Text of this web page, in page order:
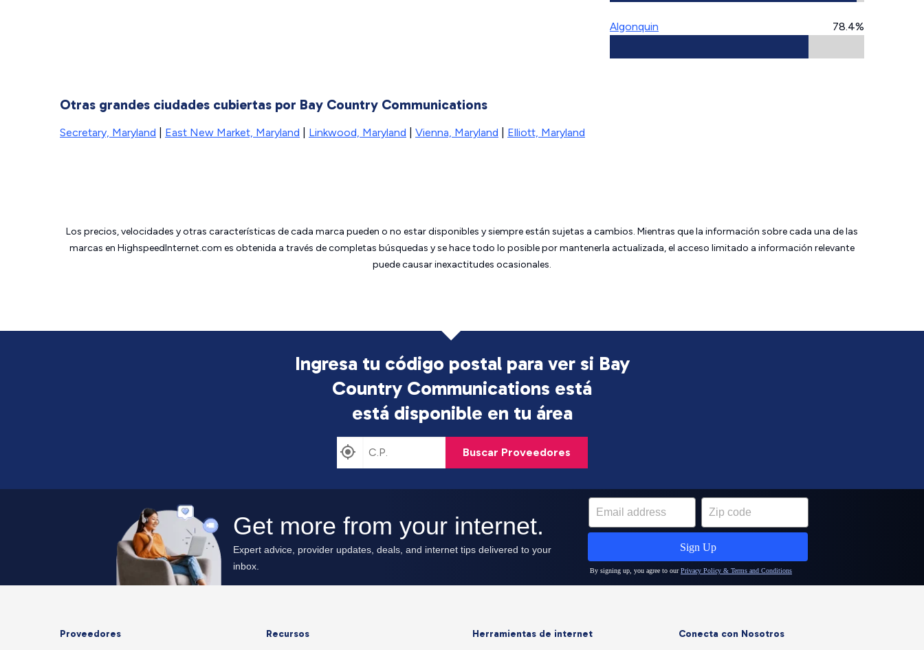
Algonquin 78.4%
Otras grandes ciudades cubiertas por Bay Country Communications
Secretary, Maryland East New Market, Maryland Linkwood, Maryland Vienna, Maryland Elliott, Maryland
Los precios, velocidades y otras características de cada marca pueden o no estar disponibles y siempre están sujetas a cambios. Mientras que la información sobre cada una de las
marcas en HighspeedInternet.com es obtenida a través de completas búsquedas y se hace todo lo posible por mantenerla actualizada, el acceso limitado a información relevante
puede causar inexactitudes ocasionales.
Ingresa tu código postal para ver si Bay
Country Communications está
está disponible en tu área
Buscar Proveedores
Proveedores Recursos Herramientas de internet Conecta con Nosotros